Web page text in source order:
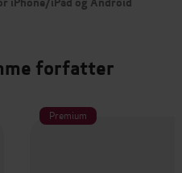
forfatter
Premium